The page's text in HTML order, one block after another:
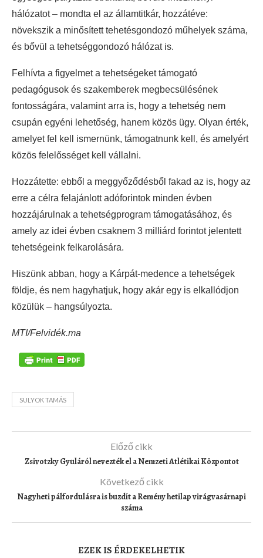
hálózatot – mondta el az államtitkár, hozzátéve:
növekszik a minősített tehetésgondozó műhelyek száma,
és bővül a tehetséggondozó hálózat is.
Felhívta a figyelmet a tehetségeket támogató
pedagógusok és szakemberek megbecsülésének
fontosságára, valamint arra is, hogy a tehetség nem
csupán egyéni lehetőség, hanem közös ügy. Olyan érték,
amelyet fel kell ismernünk, támogatnunk kell, és amelyért
közös felelősséget kell vállalni.
Hozzátette: ebből a meggyőződésből fakad az is, hogy az
erre a célra felajánlott adóforintok minden évben
hozzájárulnak a tehetségprogram támogatásához, és
amely az idei évben csaknem 3 milliárd forintot jelentett
tehetségeink felkarolására.
Hiszünk abban, hogy a Kárpát-medence a tehetségek
földje, és nem hagyhatjuk, hogy akár egy is elkallódjon
közülük – hangsúlyozta.
MTI/Felvidék.ma
SULYOK TAMÁS
Előző cikk
Zsivotzky Gyuláról nevezték el a Nemzeti Atlétikai Központot
Következő cikk
Nagyheti pálfordulásra is buzdít a Remény hetilap virágvasárnapi
száma
EZEK IS ÉRDEKELHETIK